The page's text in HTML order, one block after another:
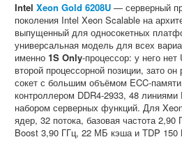
Intel Xeon Gold 6208U — серверный
поколения Intel Xeon Scalable на
выпущенный для односокетных
универсальная модель для всех
именно 1S Only-процессор: у него
второй процессорной позиции, зато
сокет с большим объёмом ECC-
контроллером DDR4-2933, 48
набором серверных функций. Для
ядер, 32 потока, базовая частота
Boost 3,90 ГГц, 22 МБ кэша и TDP 150